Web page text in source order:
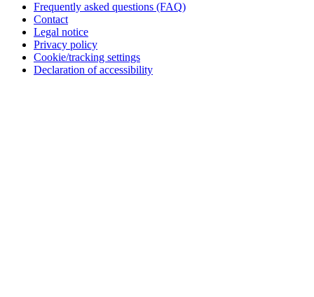
Frequently asked questions (FAQ)
Contact
Legal notice
Privacy policy
Cookie/tracking settings
Declaration of accessibility